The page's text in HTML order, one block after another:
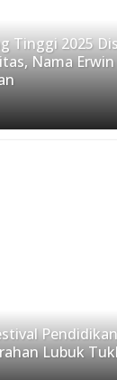
Tinggi 2025
Nama Erwin
Lubuk